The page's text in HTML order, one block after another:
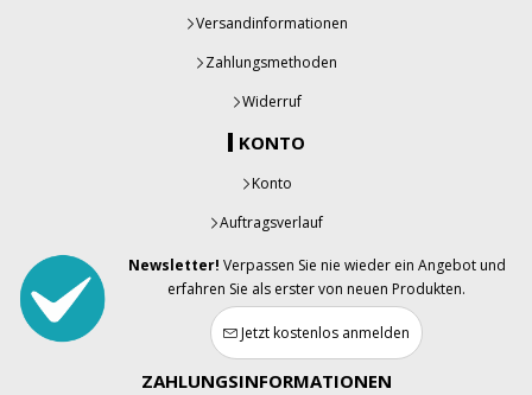
Versandinformationen
Zahlungsmethoden
Widerruf
KONTO
Konto
Auftragsverlauf
Newsletter! Verpassen Sie nie wieder ein Angebot und
erfahren Sie als erster von neuen Produkten.
Jetzt kostenlos anmelden
ZAHLUNGSINFORMATIONEN